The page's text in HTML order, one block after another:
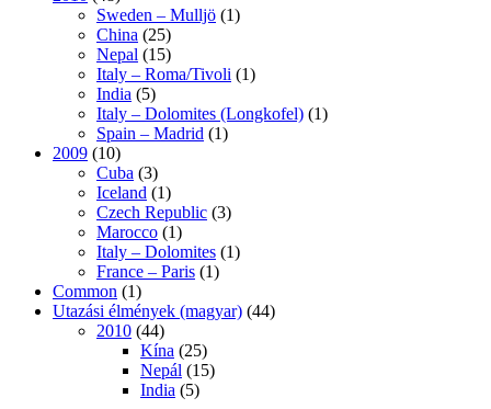
Sweden – Mulljö (1)
China (25)
Nepal (15)
Italy – Roma/Tivoli (1)
India (5)
Italy – Dolomites (Longkofel) (1)
Spain – Madrid (1)
2009 (10)
Cuba (3)
Iceland (1)
Czech Republic (3)
Marocco (1)
Italy – Dolomites (1)
France – Paris (1)
Common (1)
Utazási élmények (magyar) (44)
2010 (44)
Kína (25)
Nepál (15)
India (5)